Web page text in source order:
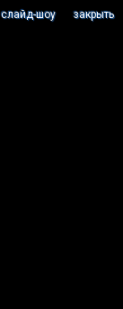
закрыть
cлайд-шоу